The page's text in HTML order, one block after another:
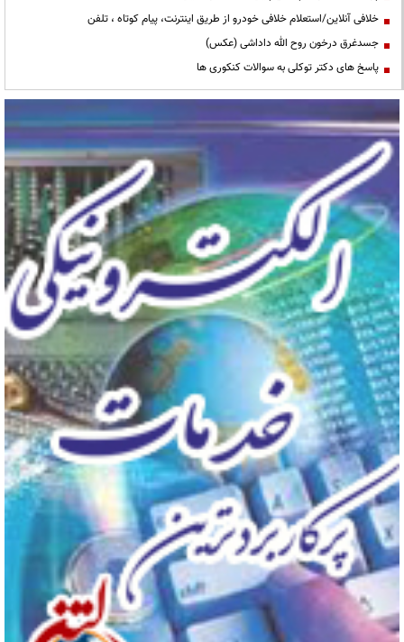
خلافی آنلاین/استعلام خلافی خودرو از طریق اینترنت، پیام کوتاه ، تلفن
جسدغرق درخون روح الله داداشی (عکس)
پاسخ های دکتر توکلی به سوالات کنکوری ها